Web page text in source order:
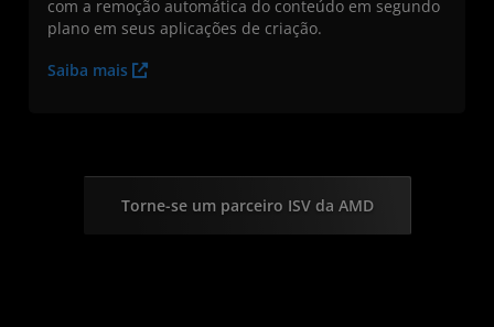
com a remoção automática do conteúdo em segundo
plano em seus aplicações de criação.
Saiba mais
Torne-se um parceiro ISV da AMD